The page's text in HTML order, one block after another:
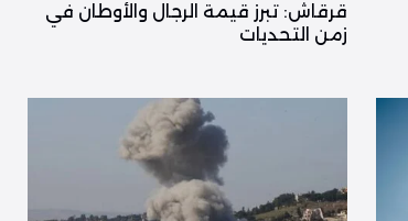
قرقاش: تبرز قيمة الرجال والأوطان في
زمن التحديات